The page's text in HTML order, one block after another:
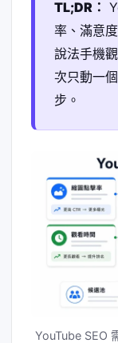
TL;DR：
率、滿意
說法手機
次只動一
步。
YouTube SEO